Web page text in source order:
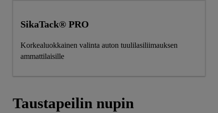
SikaTack® PRO
Korkealuokkainen valinta auton tuulilasiliimauksen
ammattilaisille
Taustapeilin nupin